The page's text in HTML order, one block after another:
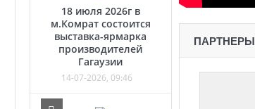
18 июля 2026г в
м.Комрат состоится
выставка-ярмарка
производителей
Гагаузии
14-07-2026, 09:46
ПАРТНЕРЫ